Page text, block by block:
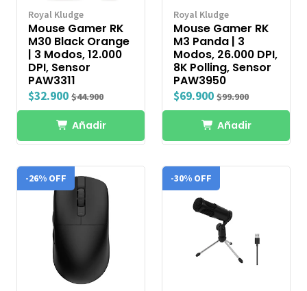
Royal Kludge
Mouse Gamer RK
M30 Black Orange
| 3 Modos, 12.000
DPI, Sensor
PAW3311
$32.900 $44.900
Añadir
Royal Kludge
Mouse Gamer RK
M3 Panda | 3
Modos, 26.000 DPI,
8K Polling, Sensor
PAW3950
$69.900 $99.900
Añadir
-26% OFF -30% OFF